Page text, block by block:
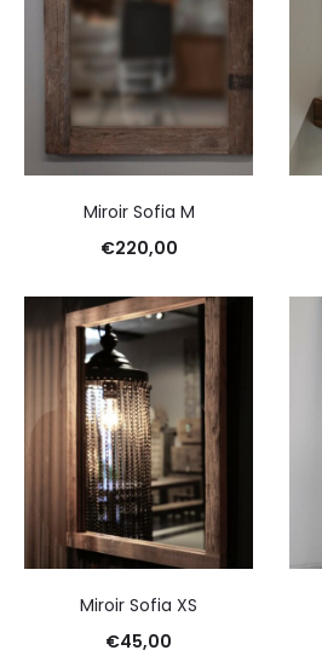
Miroir Sofia M
€220,00
Miroir Sofia XS
€45,00